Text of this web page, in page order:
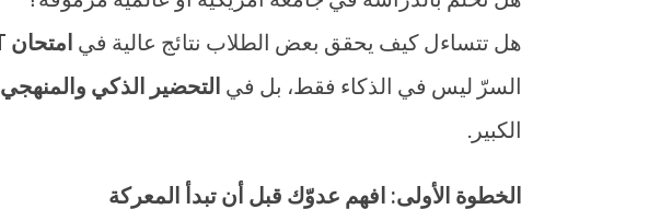
هل تتساءل كيف يحقق بعض الطلاب نتائج عالية في امتحان
السرّ ليس في الذكاء فقط، بل في التحضير الذكي والمنهجي
الكبير.
الخطوة الأولى: افهم عدوّك قبل أن تبدأ المعركة